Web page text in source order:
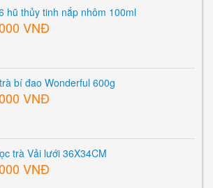
hũ thủy tinh nắp nhôm 100ml
VNĐ
bí đao Wonderful 600g
VNĐ
trà Vải lưới 36X34CM
VNĐ